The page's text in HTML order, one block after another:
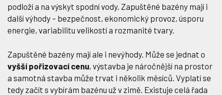
podloží a na výskyt spodní vody. Zapuštěné bazény mají i
další výhody – bezpečnost, ekonomický provoz, úsporu
energie, variabilitu velikostí a rozmanité tvary.
Zapuštěné bazény mají ale i nevýhody. Může se jednat o
vyšší pořizovací cenu, výstavba je náročnější na prostor
a samotná stavba může trvat i několik měsíců. Vyplatí se
tedy začít s vybírám bazénu už v zimě. Existuje celá řada